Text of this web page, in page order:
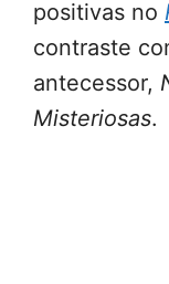
positivas no
contraste
antecessor,
Misteriosas.